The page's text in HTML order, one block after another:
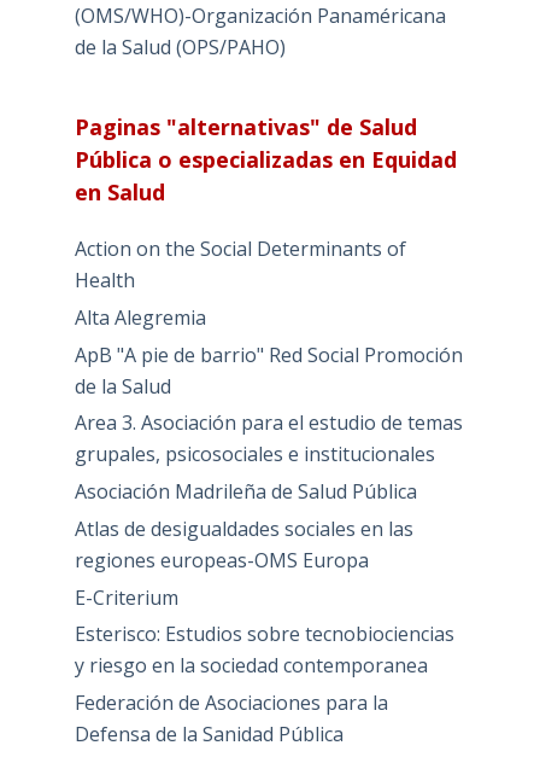
(OMS/WHO)-Organización Panaméricana
de la Salud (OPS/PAHO)
Paginas "alternativas" de Salud
Pública o especializadas en Equidad
en Salud
Action on the Social Determinants of
Health
Alta Alegremia
ApB "A pie de barrio" Red Social Promoción
de la Salud
Area 3. Asociación para el estudio de temas
grupales, psicosociales e institucionales
Asociación Madrileña de Salud Pública
Atlas de desigualdades sociales en las
regiones europeas-OMS Europa
E-Criterium
Esterisco: Estudios sobre tecnobiociencias
y riesgo en la sociedad contemporanea
Federación de Asociaciones para la
Defensa de la Sanidad Pública